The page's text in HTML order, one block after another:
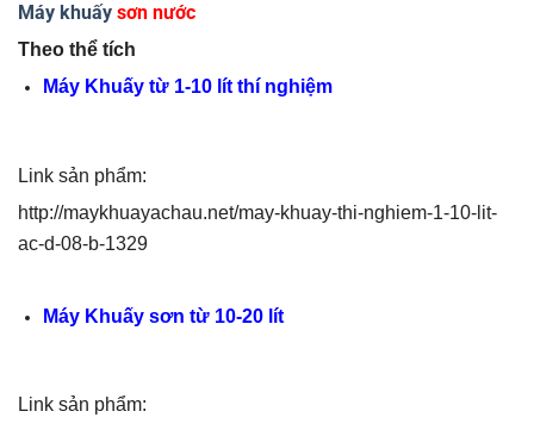
Máy khuấy sơn nước
Theo thể tích
Máy Khuấy từ 1-10 lít thí nghiệm
Link sản phẩm:
http://maykhuayachau.net/may-khuay-thi-nghiem-1-10-lit-
ac-d-08-b-1329
Máy Khuấy sơn từ 10-20 lít
Link sản phẩm: